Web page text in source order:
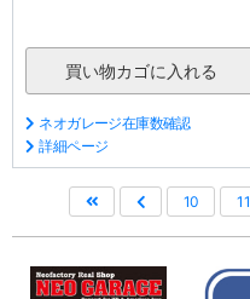
ネオガレージ在庫数確認
詳細ページ
10 11